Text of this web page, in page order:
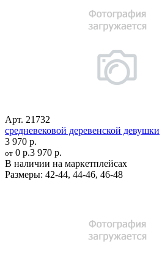
Арт. 21732
средневековой деревенской девушки
3 970 р.
от 0 р.3 970 р.
В наличии на маркетплейсах
Размеры: 42-44, 44-46, 46-48